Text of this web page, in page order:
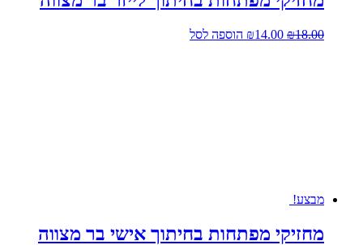
₪18.00
המחיר₪14.00
המחיר
הוספה לסל
מבצע!
מחזיקי מפתחות בחיתוך אישי בר מצווה